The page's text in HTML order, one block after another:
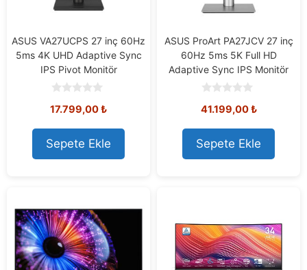
ASUS VA27UCPS 27 inç 60Hz
5ms 4K UHD Adaptive Sync
IPS Pivot Monitör
o
t
o
f
5
17.799,00₺
Sepete Ekle
ASUS ProArt PA27JCV 27 inç
60Hz 5ms 5K Full HD
Adaptive Sync IPS Monitör
o
t
o
f
5
41.199,00₺
Sepete Ekle